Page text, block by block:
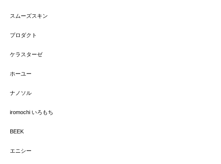
スムーズスキン
プロダクト
ケラスターゼ
ホーユー
ナノソル
iromochi いろもち
BEEK
エニシー